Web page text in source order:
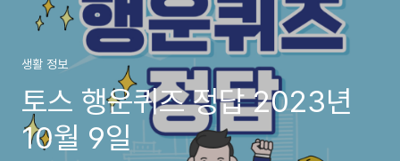
생활 정보
토스 행운퀴즈 정답 2023년
10월 9일